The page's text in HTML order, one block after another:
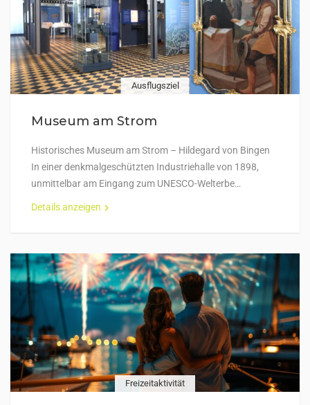
Ausflugsziel
Museum am Strom
Historisches Museum am Strom – Hildegard von Bingen
In einer denkmalgeschützten Industriehalle von 1898,
unmittelbar am Eingang zum UNESCO-Welterbe…
Details anzeigen
Freizeitaktivität